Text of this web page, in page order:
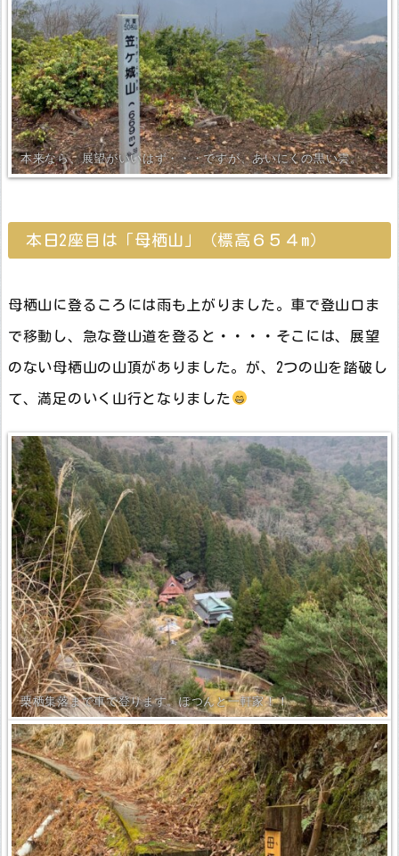
本来なら、展望がいいはず・・・ですが、あいにくの黒い雲。
本日2座目は「母栖山」（標高６５４m）
母栖山に登るころには雨も上がりました。車で登山口ま
で移動し、急な登山道を登ると・・・・そこには、展望
のない母栖山の山頂がありました。が、2つの山を踏破し
て、満足のいく山行となりました
栗栖集落まで車で登ります。ぽつんと一軒家！！